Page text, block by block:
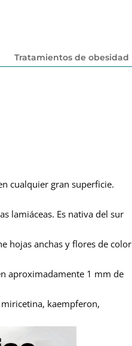
Tratamientos de obesidad
cualquier gran superficie.
lamiáceas. Es nativa del sur
hojas anchas y flores de color
aproximadamente 1 mm de
kaempferon,